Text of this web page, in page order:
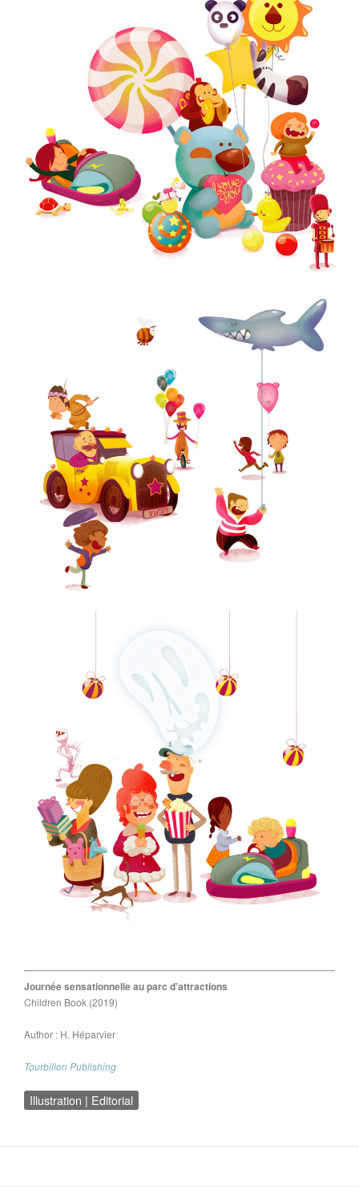
Journée sensationnelle au parc d’attractions
Children Book (2019)
Author : H. Héparvier
Tourbillon Publishing
Illustration | Editorial